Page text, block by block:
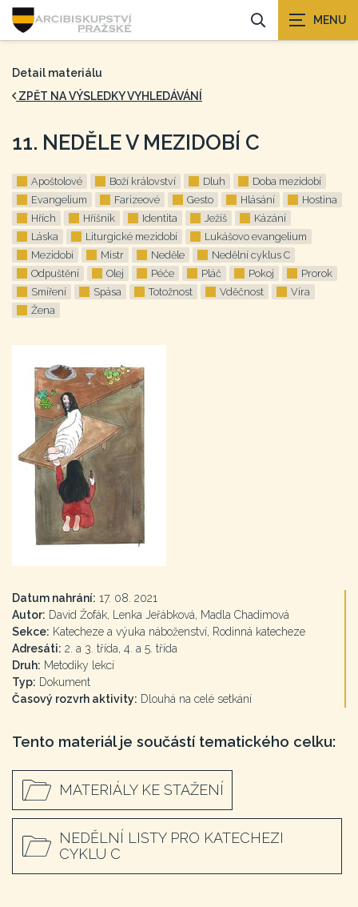
Detail materiálu
ZPĚT NA VÝSLEDKY VYHLEDÁVÁNÍ
11. NEDĚLE V MEZIDOBÍ C
Apoštolové Boží království Dluh
Doba mezidobí
Evangelium
Farizeové Gesto Hlásání
Hostina
Hřích
Hříšník Identita Ježíš
Kázání
Láska
Liturgické mezidobí
Lukášovo evangelium
Mezidobí
Mistr Neděle
Nedělní cyklus C
Odpuštění
Olej Péče Pláč Pokoj
Prorok
Smíření
Spása Totožnost Vděčnost
Víra
Žena
Datum nahrání: 17. 08. 2021
Autor: David Žofák, Lenka Jeřábková, Madla Chadimová
Sekce: Katecheze a výuka náboženství, Rodinná katecheze
Adresáti: 2. a 3. třída, 4. a 5. třída
Druh: Metodiky lekcí
Typ: Dokument
Časový rozvrh aktivity: Dlouhá na celé setkání
Tento materiál je součástí tematického celku:
MATERIÁLY KE STAŽENÍ
NEDĚLNÍ LISTY PRO KATECHEZI
CYKLU C